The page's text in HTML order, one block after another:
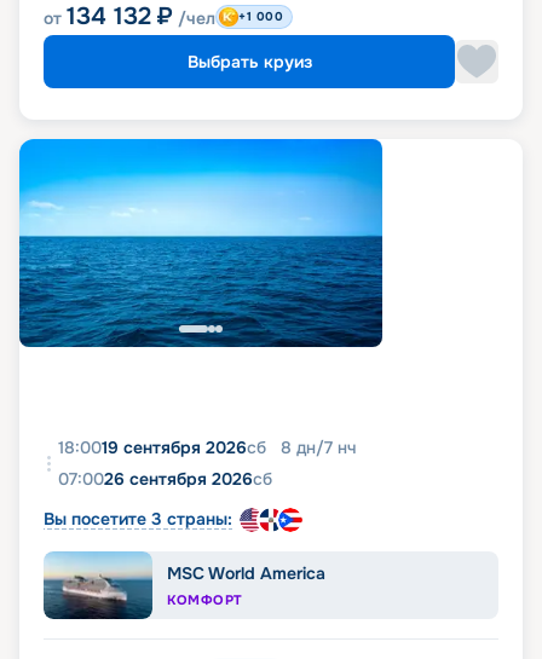
от 134 132 ₽ /чел +1 000
Выбрать круиз
18:0019 сентября 2026сб 8 дн/7 нч
07:0026 сентября 2026сб
Вы посетите 3 страны:
MSC World America
КОМФОРТ